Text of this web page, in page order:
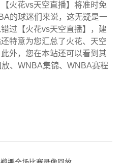
火花vs天空直播】将准时免
的球迷们来说，这无疑是一
过【火花vs天空直播】，建
特意为您汇总了火花、天空
外，您在本站还可以看到其
、WNBA集锦、WNBA赛程